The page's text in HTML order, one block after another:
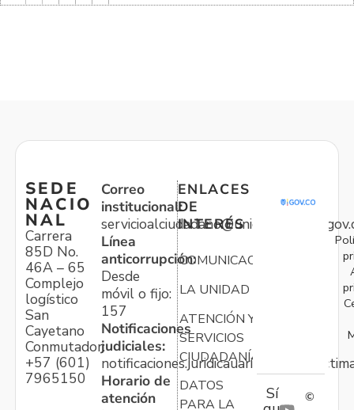
SEDE
NACIO
NAL
Carrera
85D No.
46A – 65
Complejo
logístico
San
Cayetano
Conmutador:
+57 (601)
7965150
Correo
institucional:
Línea
anticorrupción:
Desde
móvil o fijo:
157
Notificaciones
judiciales:
Horario de
atención
ENLACES
DE
INTERÉS
COMUNICACIONES
LA UNIDAD
ATENCIÓN Y
SERVICIOS
CIUDADANÍA
DATOS
PARA LA
Sí
©